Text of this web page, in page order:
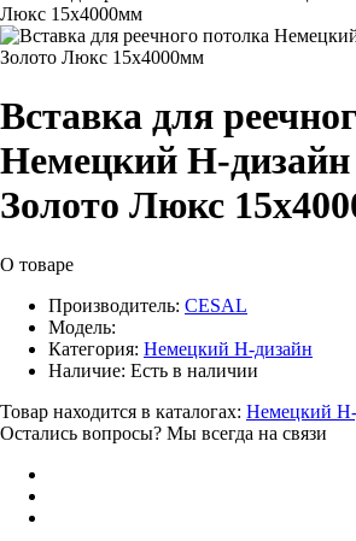
Люкс 15х4000мм
Вставка для
Немецкий H-
Золото Люкс
О товаре
Производитель: CESAL
Модель:
Категория: Немецкий H-дизайн
Наличие: Есть в наличии
Товар находится в каталогах: Немецкий
Остались вопросы? Мы всегда на связи